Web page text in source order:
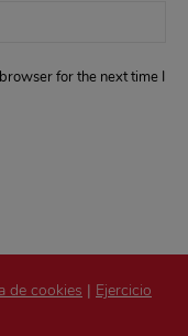
for the next time I
de cookies | Ejercicio